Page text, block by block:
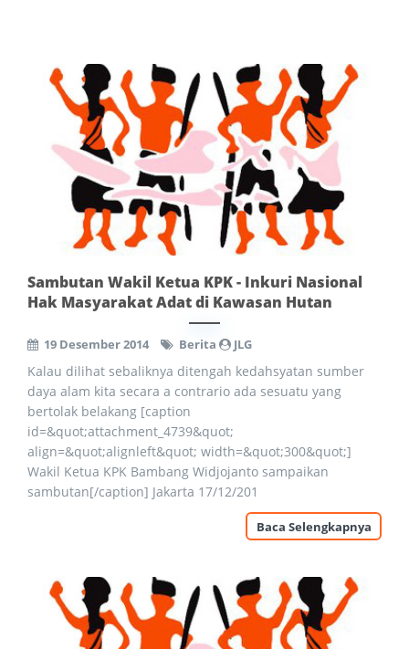
Sambutan Wakil Ketua KPK - Inkuri Nasional
Hak Masyarakat Adat di Kawasan Hutan
19 Desember 2014 Berita JLG
Kalau dilihat sebaliknya ditengah kedahsyatan sumber
daya alam kita secara a contrario ada sesuatu yang
bertolak belakang [caption
id=&quot;attachment_4739&quot;
align=&quot;alignleft&quot; width=&quot;300&quot;]
Wakil Ketua KPK Bambang Widjojanto sampaikan
sambutan[/caption] Jakarta 17/12/201
Baca Selengkapnya